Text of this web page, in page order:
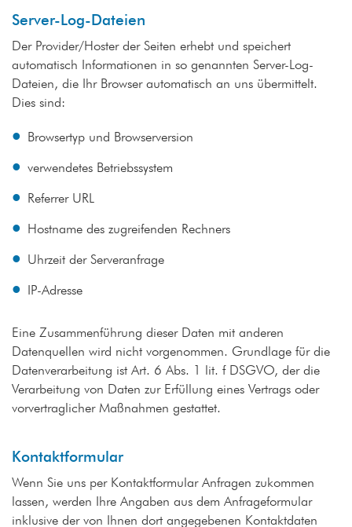
Server-Log-Dateien
Der Provider/Hoster der Seiten erhebt und speichert
automatisch Informationen in so genannten Server-Log-
Dateien, die Ihr Browser automatisch an uns übermittelt.
Dies sind:
Browsertyp und Browserversion
verwendetes Betriebssystem
Referrer URL
Hostname des zugreifenden Rechners
Uhrzeit der Serveranfrage
IP-Adresse
Eine Zusammenführung dieser Daten mit anderen
Datenquellen wird nicht vorgenommen. Grundlage für die
Datenverarbeitung ist Art. 6 Abs. 1 lit. f DSGVO, der die
Verarbeitung von Daten zur Erfüllung eines Vertrags oder
vorvertraglicher Maßnahmen gestattet.
Kontaktformular
Wenn Sie uns per Kontaktformular Anfragen zukommen
lassen, werden Ihre Angaben aus dem Anfrageformular
inklusive der von Ihnen dort angegebenen Kontaktdaten